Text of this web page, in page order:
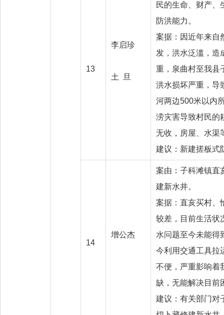
13
李启珍
土 旦
民的生命、财产、
防洪能力。
案据：因近年来自
发，洪水泛滥，造
重，泉曲村至我县
洪水损坏严重，导
河两边500米以内
涝灾害导致村民的
无收，房屋、水渠
建议：新建搓板式
14
增公杰
案由：子科滩镇直
建新水井。
案据：直亥买村、
较差，目前生活状
水问题至今未能得
今利用交通工具拉
不便，严重影响着
缺，无能解决目前
建议：有关部门对